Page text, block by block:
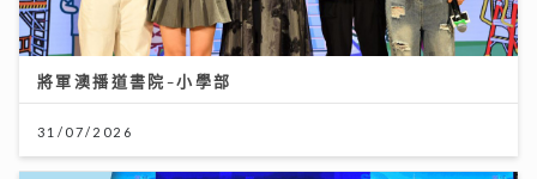
將軍澳播道書院-小學部
31/07/2026